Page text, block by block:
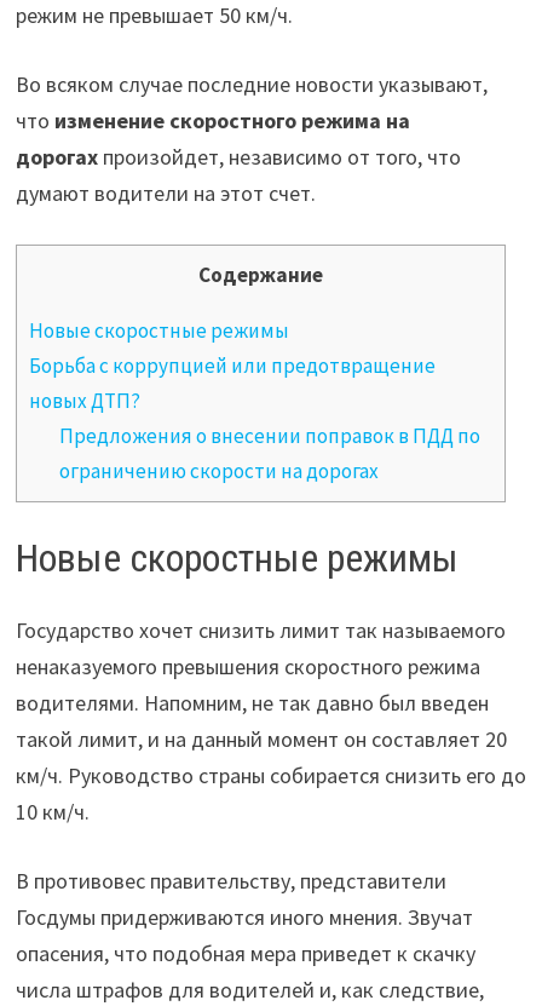
режим не превышает 50 км/ч.
Во всяком случае последние новости указывают,
что изменение скоростного режима на
дорогахпроизойдет, независимо от того, что
думают водители на этот счет.
Содержание
Новые скоростные режимы
Борьба с коррупцией или предотвращение
новых ДТП?
Предложения о внесении поправок в ПДД по
ограничению скорости на дорогах
Новые скоростные режимы
Государство хочет снизить лимит так называемого
ненаказуемого превышения скоростного режима
водителями. Напомним, не так давно был введен
такой лимит, и на данный момент он составляет 20
км/ч. Руководство страны собирается снизить его до
10 км/ч.
В противовес правительству, представители
Госдумы придерживаются иного мнения. Звучат
опасения, что подобная мера приведет к скачку
числа штрафов для водителей и, как следствие,